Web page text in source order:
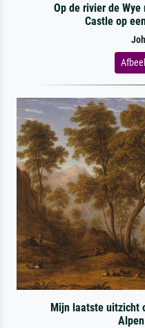
Op de rivier de
Castle op
Mijn laatste uitzicht